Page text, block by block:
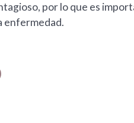
por lo que es
enfermedad.